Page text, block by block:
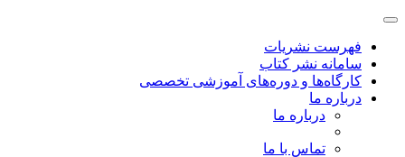
فهرست نشریات
سامانه نشر کتاب
کارگاه‌ها و دوره‌های آموزشی تخصصی
درباره ما
درباره ما
تماس با ما